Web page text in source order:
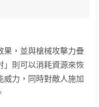
果，並與槍械攻擊力疊
」則可以消耗資源來恢
威力，同時對敵人施加